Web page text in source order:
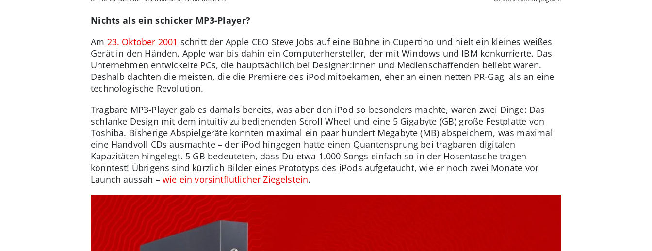
Nichts als ein schicker MP3-Player?
Am 23. Oktober 2001 schritt der Apple CEO Steve Jobs auf eine Bühne in Cupertino und hielt ein kleines weißes
Gerät in den Händen. Apple war bis dahin ein Computerhersteller, der mit Windows und IBM konkurrierte. Das
Unternehmen entwickelte PCs, die hauptsächlich bei Designer:innen und Medienschaffenden beliebt waren.
Deshalb dachten die meisten, die die Premiere des iPod mitbekamen, eher an einen netten PR-Gag, als an eine
technologische Revolution.
Tragbare MP3-Player gab es damals bereits, was aber den iPod so besonders machte, waren zwei Dinge: Das
schlanke Design mit dem intuitiv zu bedienenden Scroll Wheel und eine 5 Gigabyte (GB) große Festplatte von
Toshiba. Bisherige Abspielgeräte konnten maximal ein paar hundert Megabyte (MB) abspeichern, was maximal
eine Handvoll CDs ausmachte – der iPod hingegen hatte einen Quantensprung bei tragbaren digitalen
Kapazitäten hingelegt. 5 GB bedeuteten, dass Du etwa 1.000 Songs einfach so in der Hosentasche tragen
konntest! Übrigens sind kürzlich Bilder eines Prototyps des iPods aufgetaucht, wie er noch zwei Monate vor
Launch aussah – wie ein vorsintflutlicher Ziegelstein.